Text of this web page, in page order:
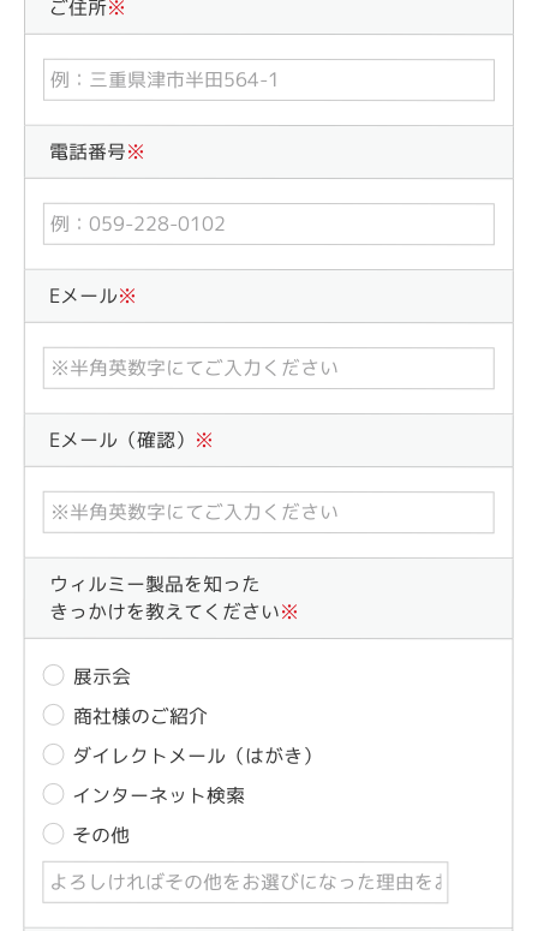
ご住所※
電話番号※
Eメール※
Eメール（確認） ※
ウィルミー製品を知った
きっかけを教えてください※
展示会
商社様のご紹介
ダイレクトメール（はがき）
インターネット検索
その他